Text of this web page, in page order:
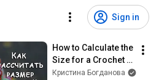
Sign in
How to Calculate the
Size for a Crochet
Beanie
Кристина Богданова